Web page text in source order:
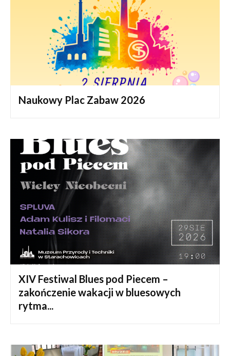
Naukowy Plac Zabaw 2026
XIV Festiwal Blues pod Piecem –
zakończenie wakacji w bluesowych
rytma...